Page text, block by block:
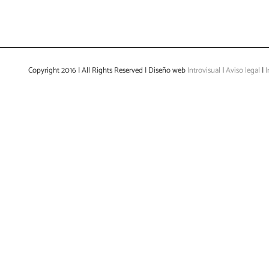
Copyright 2016 | All Rights Reserved | Diseño webIntrovisual |Aviso legal |